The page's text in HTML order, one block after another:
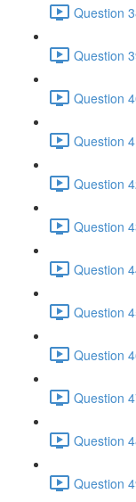
Question
Question
Question
Question
Question
Question
Question
Question
Question
Question
Question
Question